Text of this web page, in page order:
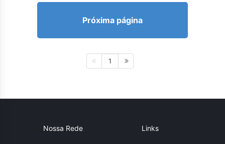
Próxima página
1
Nossa Rede Links